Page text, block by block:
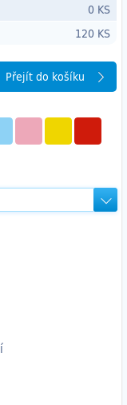
0 KS
120 KS
Přejít do košíku